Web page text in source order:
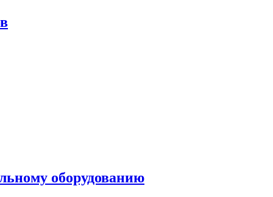
оборудованию